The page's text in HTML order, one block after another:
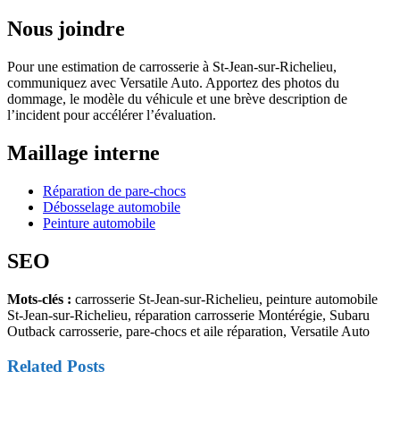
Nous joindre
Pour une estimation de carrosserie à St-Jean-sur-Richelieu,
communiquez avec Versatile Auto. Apportez des photos du
dommage, le modèle du véhicule et une brève description de
l’incident pour accélérer l’évaluation.
Maillage interne
Réparation de pare-chocs
Débosselage automobile
Peinture automobile
SEO
Mots-clés : carrosserie St-Jean-sur-Richelieu, peinture automobile
St-Jean-sur-Richelieu, réparation carrosserie Montérégie, Subaru
Outback carrosserie, pare-chocs et aile réparation, Versatile Auto
Related Posts